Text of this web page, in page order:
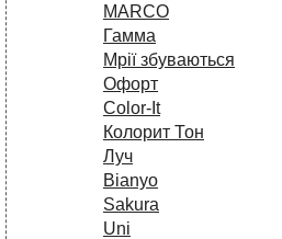
MARCO
Гамма
Мрії збуваються
Офорт
Сolor-It
Колорит Тон
Луч
Bianyo
Sakura
Uni